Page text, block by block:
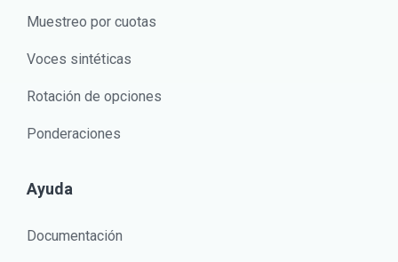
Muestreo por cuotas
Voces sintéticas
Rotación de opciones
Ponderaciones
Ayuda
Documentación